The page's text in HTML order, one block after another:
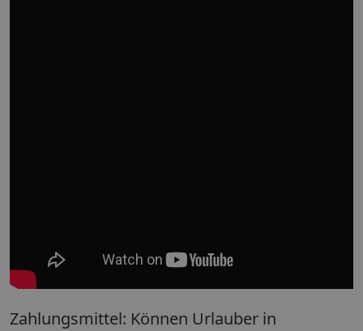
Zahlungsmittel: Können Urlauber in